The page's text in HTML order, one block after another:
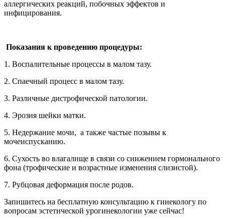
аллергических реакций, побочных эффектов и
инфицирования.
Показания к проведению процедуры:
1. Воспалительные процессы в малом тазу.
2. Спаечный процесс в малом тазу.
3. Различные дистрофической патологии.
4. Эрозия шейки матки.
5. Недержание мочи, а также частые позывы к
мочеиспусканию.
6. Сухость во влагалище в связи со снижением гормонального
фона (трофические и возрастные изменения слизистой).
7. Рубцовая деформация после родов.
Запишитесь на бесплатную консультацию к гинекологу по
вопросам эстетической урогинекологии уже сейчас!